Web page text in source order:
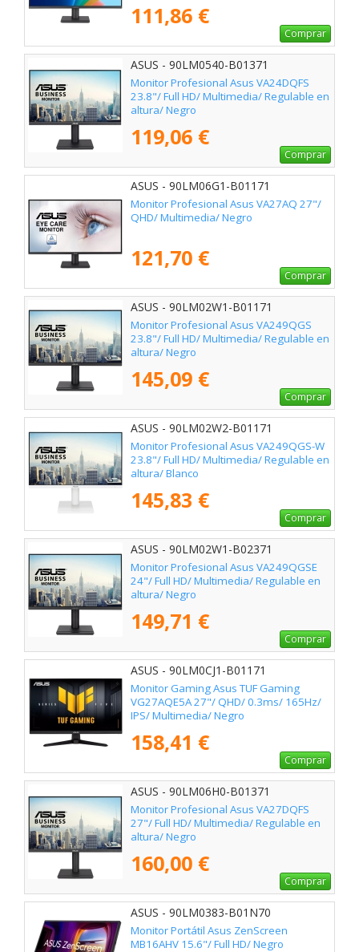
111,86 €
Comprar
ASUS - 90LM0540-B01371
Monitor Profesional Asus VA24DQFS
23.8"/ Full HD/ Multimedia/ Regulable en
altura/ Negro
119,06 €
Comprar
ASUS - 90LM06G1-B01171
Monitor Profesional Asus VA27AQ 27"/
QHD/ Multimedia/ Negro
121,70 €
Comprar
ASUS - 90LM02W1-B01171
Monitor Profesional Asus VA249QGS
23.8"/ Full HD/ Multimedia/ Regulable en
altura/ Negro
145,09 €
Comprar
ASUS - 90LM02W2-B01171
Monitor Profesional Asus VA249QGS-W
23.8"/ Full HD/ Multimedia/ Regulable en
altura/ Blanco
145,83 €
Comprar
ASUS - 90LM02W1-B02371
Monitor Profesional Asus VA249QGSE
24"/ Full HD/ Multimedia/ Regulable en
altura/ Negro
149,71 €
Comprar
ASUS - 90LM0CJ1-B01171
Monitor Gaming Asus TUF Gaming
VG27AQE5A 27"/ QHD/ 0.3ms/ 165Hz/
IPS/ Multimedia/ Negro
158,41 €
Comprar
ASUS - 90LM06H0-B01371
Monitor Profesional Asus VA27DQFS
27"/ Full HD/ Multimedia/ Regulable en
altura/ Negro
160,00 €
Comprar
ASUS - 90LM0383-B01N70
Monitor Portátil Asus ZenScreen
MB16AHV 15.6"/ Full HD/ Negro